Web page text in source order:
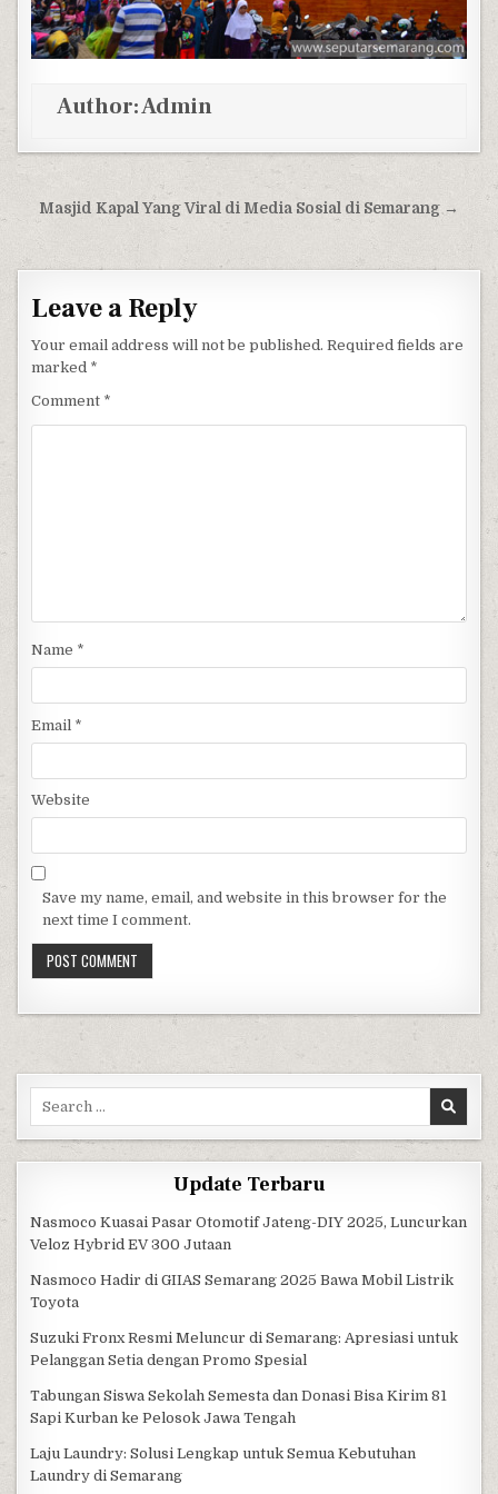
Author:Admin
Post navigation
Masjid Kapal Yang Viral di Media Sosial di Semarang →
Leave a Reply
Your email address will not be published. Required fields are
marked *
Comment *
Name *
Email *
Website
Save my name, email, and website in this browser for the
next time I comment.
Update Terbaru
Nasmoco Kuasai Pasar Otomotif Jateng-DIY 2025, Luncurkan
Veloz Hybrid EV 300 Jutaan
Nasmoco Hadir di GIIAS Semarang 2025 Bawa Mobil Listrik
Toyota
Suzuki Fronx Resmi Meluncur di Semarang: Apresiasi untuk
Pelanggan Setia dengan Promo Spesial
Tabungan Siswa Sekolah Semesta dan Donasi Bisa Kirim 81
Sapi Kurban ke Pelosok Jawa Tengah
Laju Laundry: Solusi Lengkap untuk Semua Kebutuhan
Laundry di Semarang